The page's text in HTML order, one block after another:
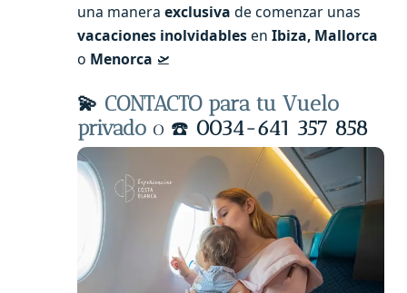
una manera exclusiva de comenzar unas
vacaciones inolvidablesen Ibiza, Mallorca
o Menorca 🛫
💫 CONTACTO para tu Vuelo
privado o ☎️ 0034-641 357 858